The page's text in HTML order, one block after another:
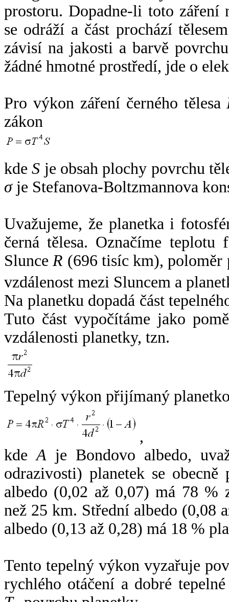
prostoru. Dopadne-li toto záření
se odráží a část prochází
závisí na jakosti a barvě
žádné hmotné prostředí, jde o
Pro výkon záření černého tělesa
zákon
kdeS je obsah plochy povrchu
σje Stefanova-Boltzmannova
Uvažujeme, že planetka i
černá tělesa. Označíme
SlunceR (696 tisíc km),
vzdálenost mezi Sluncem a
Na planetku dopadá část
Tuto část vypočítáme jako
vzdálenosti planetky, tzn.
Tepelný výkon přijímaný
,
kdeA je Bondovo albedo,
odrazivosti) planetek se
albedo (0,02 až 0,07) má 78 %
než 25 km. Střední albedo (0,08
albedo (0,13 až 0,28) má 18 %
Tento tepelný výkon vyzařuje
rychlého otáčení a dobré